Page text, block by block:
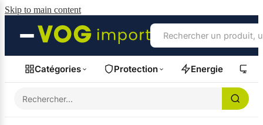
Skip to main content
Catégories Protection Energie